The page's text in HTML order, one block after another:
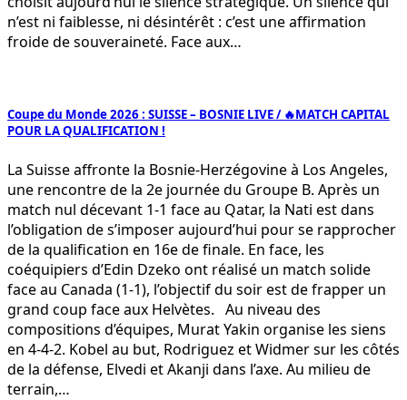
n’est ni faiblesse, ni désintérêt : c’est une affirmation
froide de souveraineté. Face aux…
Coupe du Monde 2026 : SUISSE – BOSNIE LIVE / 🔥MATCH CAPITAL
POUR LA QUALIFICATION !
La Suisse affronte la Bosnie-Herzégovine à Los Angeles,
une rencontre de la 2e journée du Groupe B. Après un
match nul décevant 1-1 face au Qatar, la Nati est dans
l’obligation de s’imposer aujourd’hui pour se rapprocher
de la qualification en 16e de finale. En face, les
coéquipiers d’Edin Dzeko ont réalisé un match solide
face au Canada (1-1), l’objectif du soir est de frapper un
grand coup face aux Helvètes. Au niveau des
compositions d’équipes, Murat Yakin organise les siens
en 4-4-2. Kobel au but, Rodriguez et Widmer sur les côtés
de la défense, Elvedi et Akanji dans l’axe. Au milieu de
terrain,…